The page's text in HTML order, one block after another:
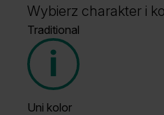
Wybierz charakter i
Traditional
Uni kolor